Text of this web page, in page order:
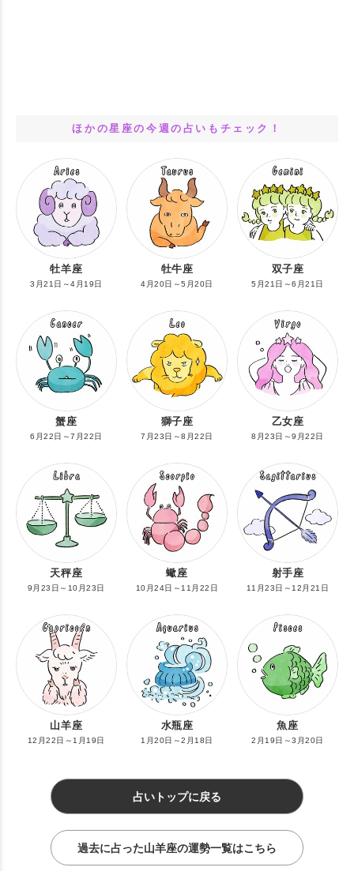
ほかの星座の今週の占いもチェック！
牡羊座
3月21日～4月19日
牡牛座
4月20日～5月20日
双子座
5月21日～6月21日
蟹座
6月22日～7月22日
獅子座
7月23日～8月22日
乙女座
8月23日～9月22日
天秤座
9月23日～10月23日
蠍座
10月24日～11月22日
射手座
11月23日～12月21日
山羊座
12月22日～1月19日
水瓶座
1月20日～2月18日
魚座
2月19日～3月20日
占いトップに戻る
過去に占った山羊座の運勢一覧はこちら